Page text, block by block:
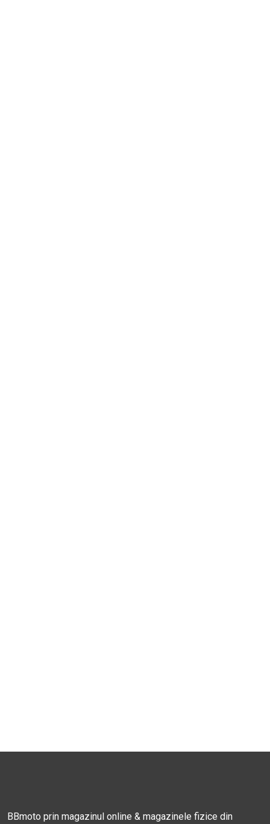
BBmoto prin magazinul online & magazinele fizice din